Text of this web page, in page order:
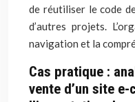
de réutiliser le code
d’autres projets.
navigation et la
Cas pratique :
vente d’un site e-